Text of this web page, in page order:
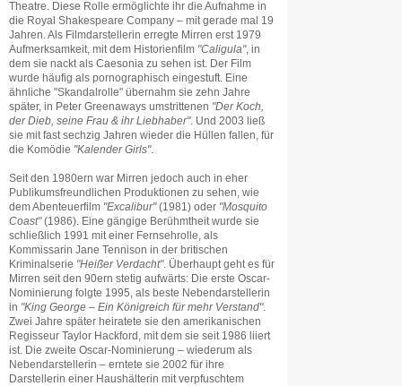
Theatre. Diese Rolle ermöglichte ihr die Aufnahme in
die Royal Shakespeare Company – mit gerade mal 19
Jahren. Als Filmdarstellerin erregte Mirren erst 1979
Aufmerksamkeit, mit dem Historienfilm "Caligula", in
dem sie nackt als Caesonia zu sehen ist. Der Film
wurde häufig als pornographisch eingestuft. Eine
ähnliche "Skandalrolle" übernahm sie zehn Jahre
später, in Peter Greenaways umstrittenen "Der Koch,
der Dieb, seine Frau & ihr Liebhaber". Und 2003 ließ
sie mit fast sechzig Jahren wieder die Hüllen fallen, für
die Komödie "Kalender Girls".
Seit den 1980ern war Mirren jedoch auch in eher
Publikumsfreundlichen Produktionen zu sehen, wie
dem Abenteuerfilm "Excalibur"(1981) oder "Mosquito
Coast"(1986). Eine gängige Berühmtheit wurde sie
schließlich 1991 mit einer Fernsehrolle, als
Kommissarin Jane Tennison in der britischen
Kriminalserie "Heißer Verdacht". Überhaupt geht es für
Mirren seit den 90ern stetig aufwärts: Die erste Oscar-
Nominierung folgte 1995, als beste Nebendarstellerin
in "King George – Ein Königreich für mehr Verstand".
Zwei Jahre später heiratete sie den amerikanischen
Regisseur Taylor Hackford, mit dem sie seit 1986 liiert
ist. Die zweite Oscar-Nominierung – wiederum als
Nebendarstellerin – erntete sie 2002 für ihre
Darstellerin einer Haushälterin mit verpfuschtem